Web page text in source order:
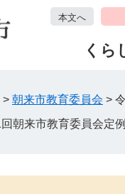
本文へ
くら
> 朝来市教育委員会 >
朝来市教育委員会定